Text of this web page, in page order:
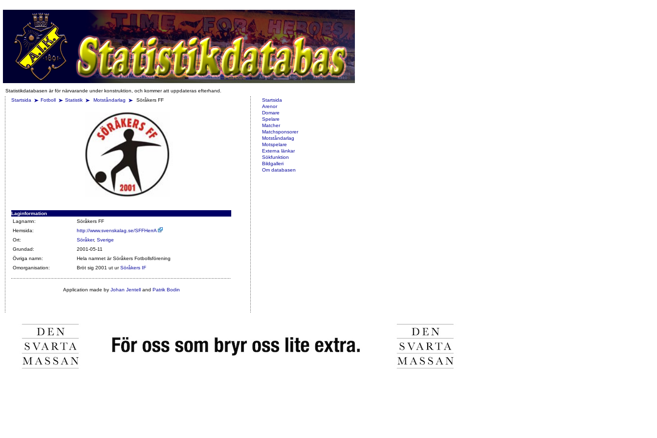
Statistikdatabasen är för närvarande under konstruktion, och kommer att uppdateras efterhand.
Startsida
Fotboll Statistik Motståndarlag Söråkers FF
Laginformation
Lagnamn:
Söråkers FF
Hemsida:
http://www.svenskalag.se/SFFHerrA
Ort:
Söråker, Sverige
Grundad:
2001-05-11
Övriga namn:
Hela namnet är Söråkers Fotbollsförening
Omorganisation:
Bröt sig 2001 ut urSöråkers IF
Application made by Johan Jentelland Patrik Bodin
Startsida
Arenor
Domare
Spelare
Matcher
Matchsponsorer
Motståndarlag
Motspelare
Externa länkar
Sökfunktion
Bildgalleri
Om databasen